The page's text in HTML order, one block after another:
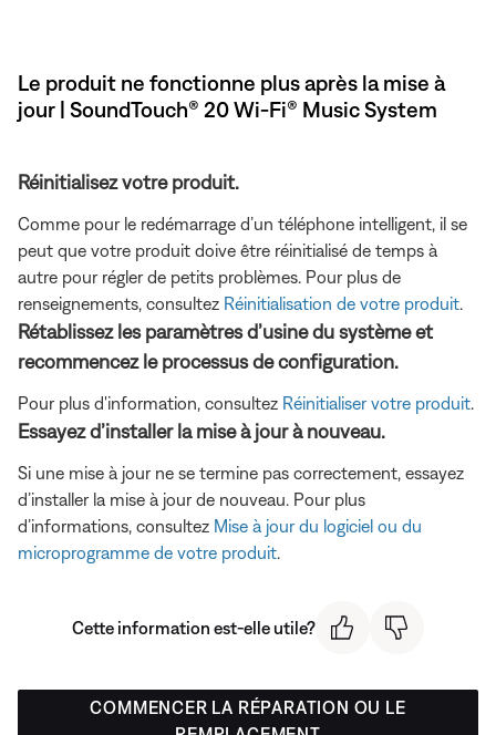
Le produit ne fonctionne plus après la mise à
jour | SoundTouch® 20 Wi-Fi® Music System
Réinitialisez votre produit.
Comme pour le redémarrage d’un téléphone intelligent, il se
peut que votre produit doive être réinitialisé de temps à
autre pour régler de petits problèmes. Pour plus de
renseignements, consultez Réinitialisation de votre produit
Rétablissez les paramètres d’usine du système et
recommencez le processus de configuration.
Pour plus d'information, consultez Réinitialiser votre produit
Essayez d’installer la mise à jour à nouveau.
Si une mise à jour ne se termine pas correctement, essayez
d’installer la mise à jour de nouveau. Pour plus
d’informations, consultez Mise à jour du logiciel ou du
microprogramme de votre produit
Cette information est-elle utile?
COMMENCER LA RÉPARATION OU LE